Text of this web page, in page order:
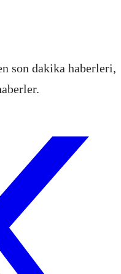
son dakika haberleri,